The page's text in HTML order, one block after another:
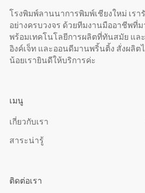
โรงพิมพ์ลานนาการพิมพ์เชียงใหม่ เร
อย่างครบวงจร ด้วยทีมงานมืออาชีพที่
พร้อมเทคโนโลยีการผลิตที่ทันสมัย แ
อิงค์เจ็ท และออนดีมานพริ้นติ้ง สั่งผลิ
น้อยเรายินดีให้บริการค่ะ
เมนู
เกี่ยวกับเรา
สาระน่ารู้
ติดต่อเรา